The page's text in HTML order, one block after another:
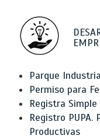
Parque
Permiso para
Registra Simple
Registro PUPA.
Productivas